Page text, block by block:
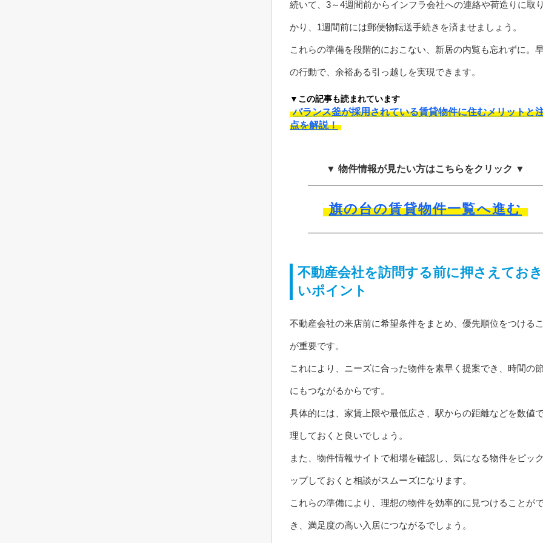
続いて、3～4週間前からインフラ会社への連絡や荷造りに取
かり、1週間前には郵便物転送手続きを済ませましょう。
これらの準備を段階的におこない、新居の内覧も忘れずに。
の行動で、余裕ある引っ越しを実現できます。
▼この記事も読まれています
バランス釜が採用されている賃貸物件に住むメリットと
点を解説！
▼ 物件情報が見たい方はこちらをクリック ▼
旗の台の賃貸物件一覧へ進む
不動産会社を訪問する前に押さえてお
いポイント
不動産会社の来店前に希望条件をまとめ、優先順位をつける
が重要です。
これにより、ニーズに合った物件を素早く提案でき、時間の
にもつながるからです。
具体的には、家賃上限や最低広さ、駅からの距離などを数値
理しておくと良いでしょう。
また、物件情報サイトで相場を確認し、気になる物件をピッ
ップしておくと相談がスムーズになります。
これらの準備により、理想の物件を効率的に見つけることが
き、満足度の高い入居につながるでしょう。